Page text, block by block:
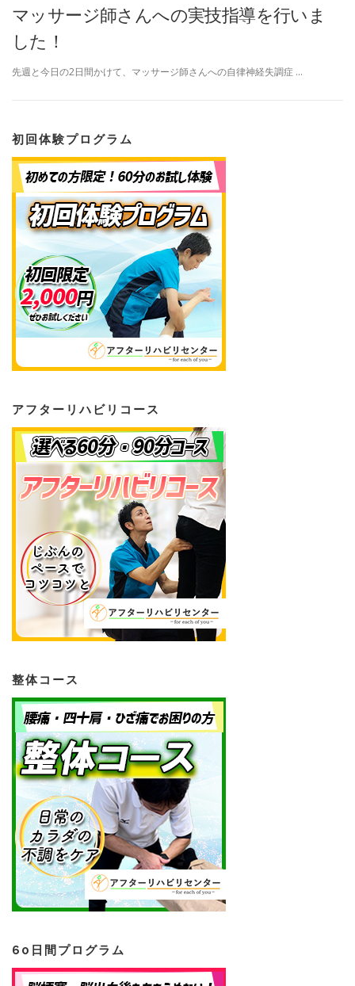
マッサージ師さんへの実技指導を行いま
した！
先週と今日の2日間かけて、マッサージ師さんへの自律神経失調症 …
初回体験プログラム
アフターリハビリコース
整体コース
60日間プログラム